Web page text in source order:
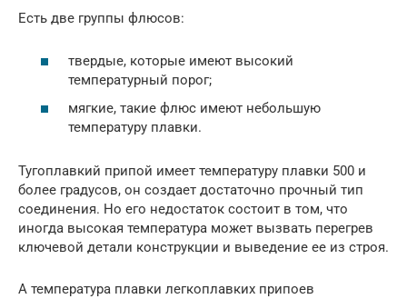
Есть две группы флюсов:
твердые, которые имеют высокий
температурный порог;
мягкие, такие флюс имеют небольшую
температуру плавки.
Тугоплавкий припой имеет температуру плавки 500 и
более градусов, он создает достаточно прочный тип
соединения. Но его недостаток состоит в том, что
иногда высокая температура может вызвать перегрев
ключевой детали конструкции и выведение ее из строя.
А температура плавки легкоплавких припоев